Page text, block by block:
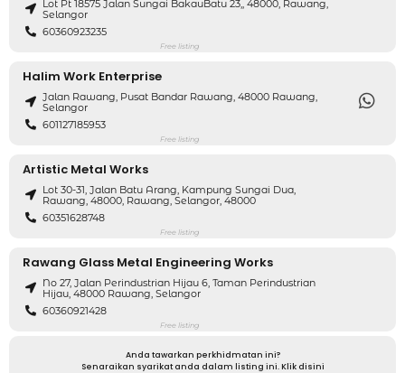
Lot Pt 18575 Jalan Sungai BakauBatu 23,, 48000, Rawang,
Selangor
60360923235
Free listing
Halim Work Enterprise
Jalan Rawang, Pusat Bandar Rawang, 48000 Rawang,
Selangor
601127185953
Free listing
Artistic Metal Works
Lot 30-31, Jalan Batu Arang, Kampung Sungai Dua,
Rawang, 48000, Rawang, Selangor, 48000
60351628748
Free listing
Rawang Glass Metal Engineering Works
No 27, Jalan Perindustrian Hijau 6, Taman Perindustrian
Hijau, 48000 Rawang, Selangor
60360921428
Free listing
Anda tawarkan perkhidmatan ini?
Senaraikan syarikat anda dalam listing ini. Klik disini